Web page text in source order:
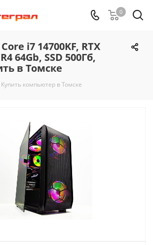
0
i7 14700KF, RTX
64Gb, SSD 500Гб,
в Томске
компьютер в Томске